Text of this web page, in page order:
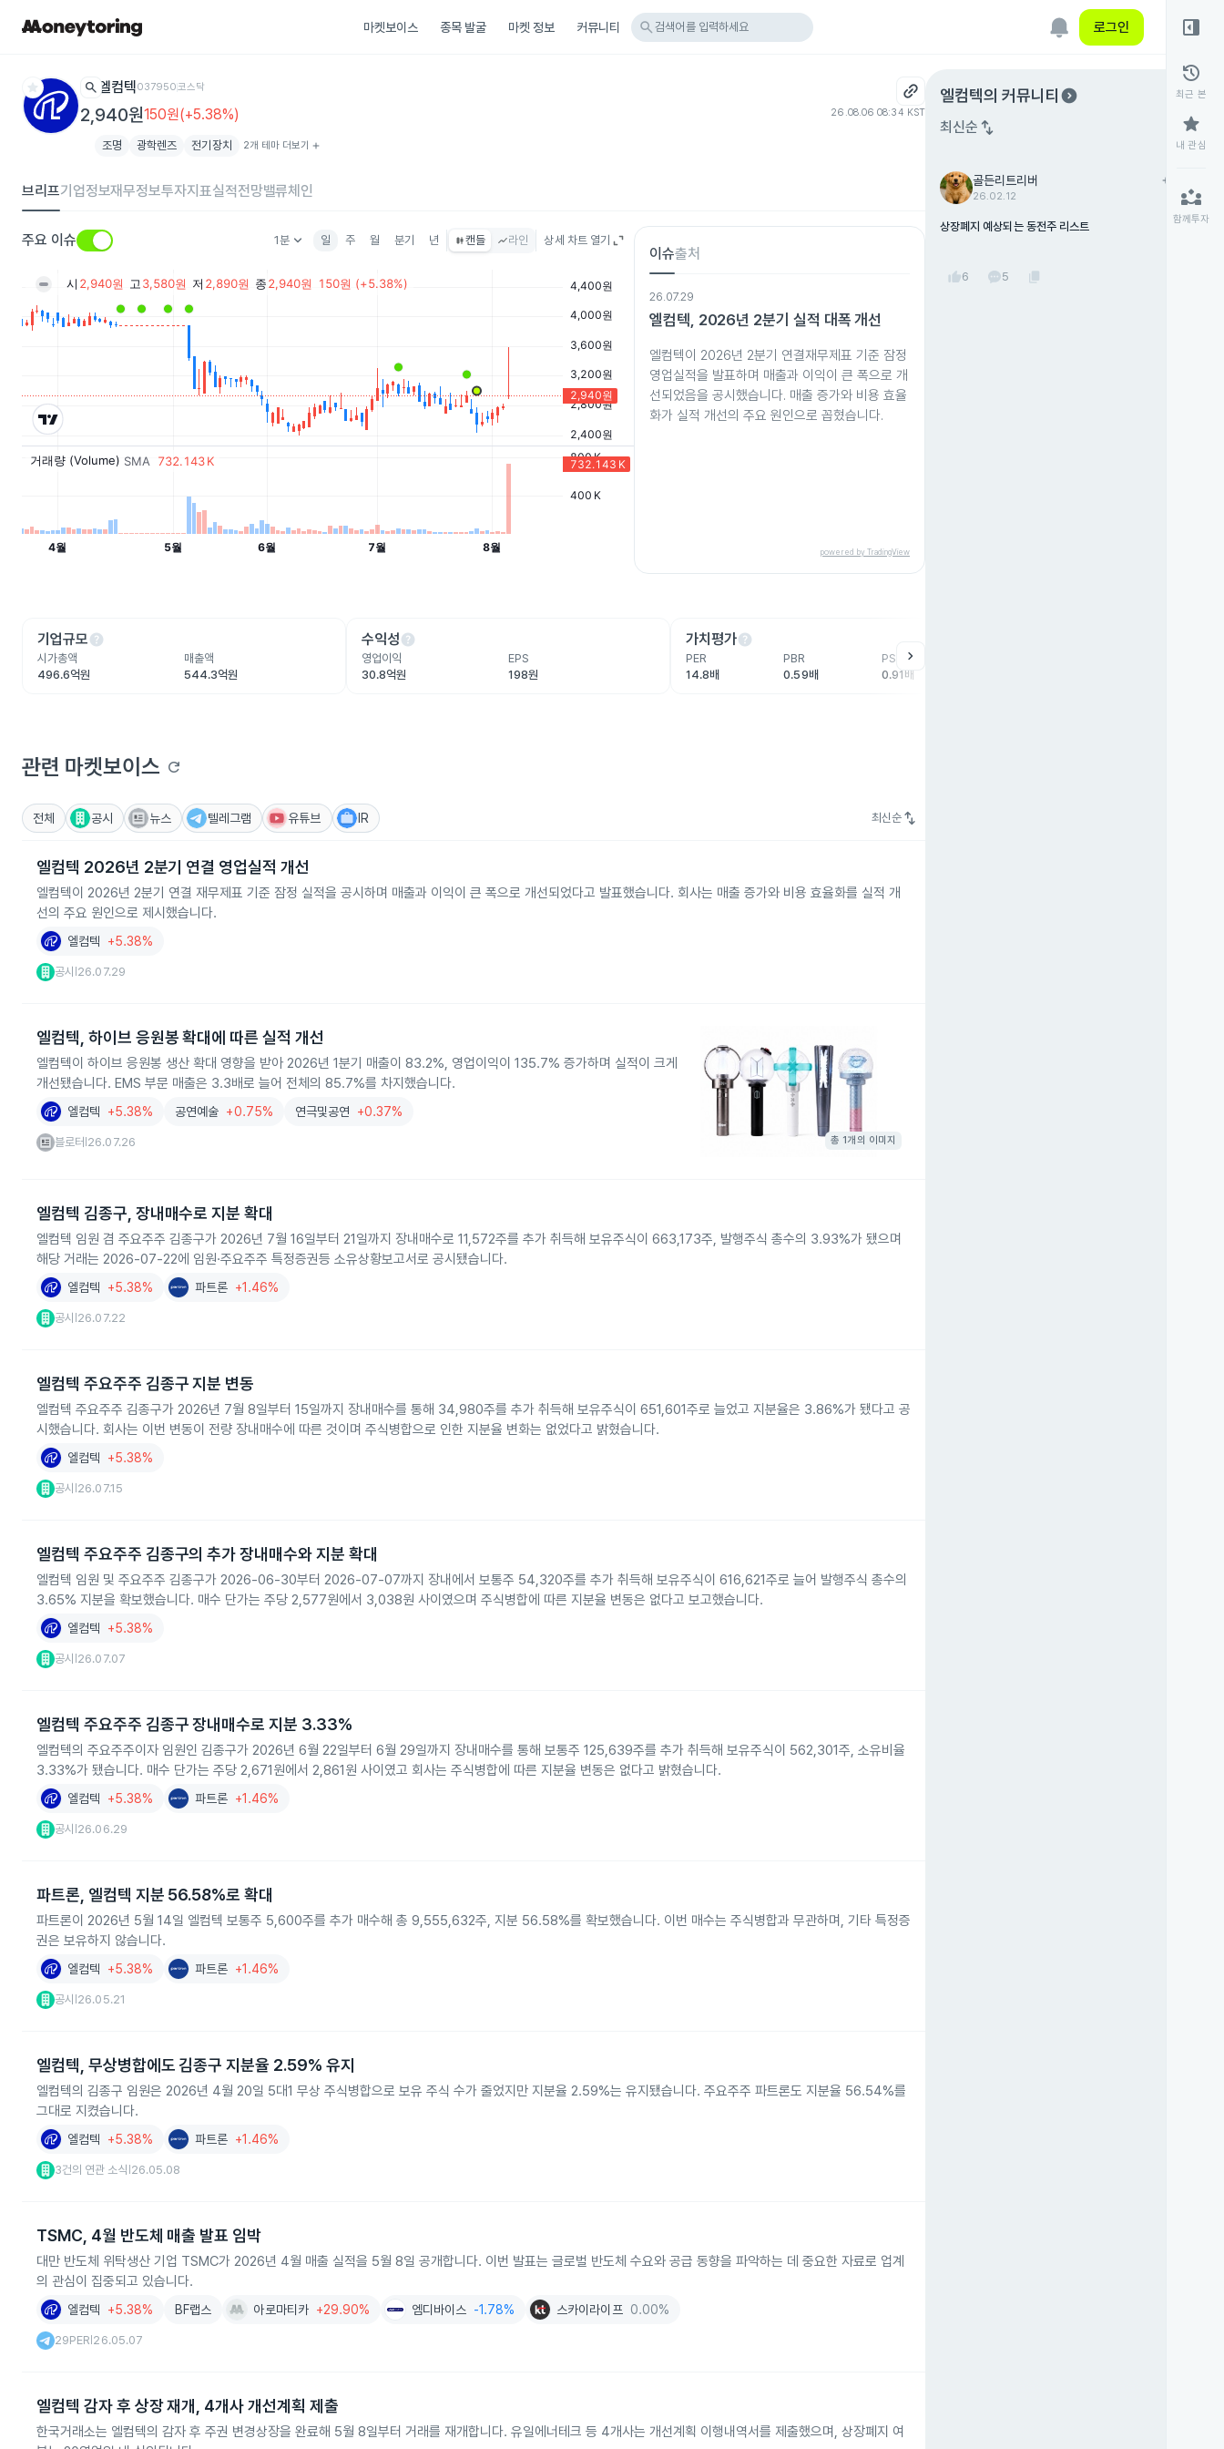
마켓보이스 종목 발굴 마켓 정보 커뮤니티 search 검색어를 입력하세요 로그인
star search 엘컴텍037950코스닥
2,940원150원(+5.38%) 26.08.06 08:34 KST
조명 광학렌즈 전기장치 2개 테마 더보기 add
브리프기업정보재무정보투자지표실적전망밸류체인
주요 이슈 1분keyboard_arrow_down 일 주 월 분기 년 캔들 라인 상세 차트 열기
이슈출처
26.07.29
엘컴텍, 2026년 2분기 실적 대폭 개선
엘컴텍이 2026년 2분기 연결재무제표 기준 잠정
영업실적을 발표하며 매출과 이익이 큰 폭으로 개
선되었음을 공시했습니다. 매출 증가와 비용 효율
화가 실적 개선의 주요 원인으로 꼽혔습니다.
powered by TradingView
기업규모help
시가총액
496.6억원
매출액
544.3억원
수익성help
영업이익
30.8억원
EPS
198원
가치평가help
PER
14.8배
PBR
0.59배
PSR
0.91배
chevron_right
관련 마켓보이스 refresh
전체 공시 뉴스 텔레그램 유튜브 IR 최신순 swap_vert
엘컴텍 2026년 2분기 연결 영업실적 개선
엘컴텍이 2026년 2분기 연결 재무제표 기준 잠정 실적을 공시하며 매출과 이익이 큰 폭으로 개선되었다고 발표했습니다. 회사는 매출 증가와 비용 효율화를 실적 개
선의 주요 원인으로 제시했습니다.
엘컴텍 +5.38%
공시 26.07.29
엘컴텍, 하이브 응원봉 확대에 따른 실적 개선
엘컴텍이 하이브 응원봉 생산 확대 영향을 받아 2026년 1분기 매출이 83.2%, 영업이익이 135.7% 증가하며 실적이 크게
개선됐습니다. EMS 부문 매출은 3.3배로 늘어 전체의 85.7%를 차지했습니다.
엘컴텍 +5.38% 공연예술 +0.75% 연극및공연 +0.37%
블로터 26.07.26 총 1개의 이미지
엘컴텍 김종구, 장내매수로 지분 확대
엘컴텍 임원 겸 주요주주 김종구가 2026년 7월 16일부터 21일까지 장내매수로 11,572주를 추가 취득해 보유주식이 663,173주, 발행주식 총수의 3.93%가 됐으며
해당 거래는 2026-07-22에 임원·주요주주 특정증권등 소유상황보고서로 공시됐습니다.
엘컴텍 +5.38% 파트론 +1.46%
공시 26.07.22
엘컴텍 주요주주 김종구 지분 변동
엘컴텍 주요주주 김종구가 2026년 7월 8일부터 15일까지 장내매수를 통해 34,980주를 추가 취득해 보유주식이 651,601주로 늘었고 지분율은 3.86%가 됐다고 공
시했습니다. 회사는 이번 변동이 전량 장내매수에 따른 것이며 주식병합으로 인한 지분율 변화는 없었다고 밝혔습니다.
엘컴텍 +5.38%
공시 26.07.15
엘컴텍 주요주주 김종구의 추가 장내매수와 지분 확대
엘컴텍 임원 및 주요주주 김종구가 2026-06-30부터 2026-07-07까지 장내에서 보통주 54,320주를 추가 취득해 보유주식이 616,621주로 늘어 발행주식 총수의
3.65% 지분을 확보했습니다. 매수 단가는 주당 2,577원에서 3,038원 사이였으며 주식병합에 따른 지분율 변동은 없다고 보고했습니다.
엘컴텍 +5.38%
공시 26.07.07
엘컴텍 주요주주 김종구 장내매수로 지분 3.33%
엘컴텍의 주요주주이자 임원인 김종구가 2026년 6월 22일부터 6월 29일까지 장내매수를 통해 보통주 125,639주를 추가 취득해 보유주식이 562,301주, 소유비율
3.33%가 됐습니다. 매수 단가는 주당 2,671원에서 2,861원 사이였고 회사는 주식병합에 따른 지분율 변동은 없다고 밝혔습니다.
엘컴텍 +5.38% 파트론 +1.46%
공시 26.06.29
파트론, 엘컴텍 지분 56.58%로 확대
파트론이 2026년 5월 14일 엘컴텍 보통주 5,600주를 추가 매수해 총 9,555,632주, 지분 56.58%를 확보했습니다. 이번 매수는 주식병합과 무관하며, 기타 특정증
권은 보유하지 않습니다.
엘컴텍 +5.38% 파트론 +1.46%
공시 26.05.21
엘컴텍, 무상병합에도 김종구 지분율 2.59% 유지
엘컴텍의 김종구 임원은 2026년 4월 20일 5대1 무상 주식병합으로 보유 주식 수가 줄었지만 지분율 2.59%는 유지됐습니다. 주요주주 파트론도 지분율 56.54%를
그대로 지켰습니다.
엘컴텍 +5.38% 파트론 +1.46%
3건의 연관 소식 26.05.08
TSMC, 4월 반도체 매출 발표 임박
대만 반도체 위탁생산 기업 TSMC가 2026년 4월 매출 실적을 5월 8일 공개합니다. 이번 발표는 글로벌 반도체 수요와 공급 동향을 파악하는 데 중요한 자료로 업계
의 관심이 집중되고 있습니다.
엘컴텍 +5.38% BF랩스 아로마티카 +29.90% 엠디바이스 -1.78% 스카이라이프 0.00%
29PER 26.05.07
엘컴텍 감자 후 상장 재개, 4개사 개선계획 제출
한국거래소는 엘컴텍의 감자 후 주권 변경상장을 완료해 5월 8일부터 거래를 재개합니다. 유일에너테크 등 4개사는 개선계획 이행내역서를 제출했으며, 상장폐지 여
엘컴텍의 커뮤니티 expand_circle_right
최신순 swap_vert
골든리트리버
26.02.12
add
상장폐지 예상되는 동전주 리스트
thumb_up6 5 content_copy
right_panel_open
history
최근 본
star
내 관심
partner_exchange
함께투자